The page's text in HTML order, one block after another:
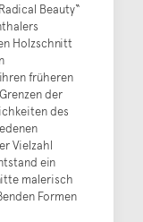
Beauty“
Holzschnitt
früheren
der
des
Vielzahl
ein
malerisch
Formen